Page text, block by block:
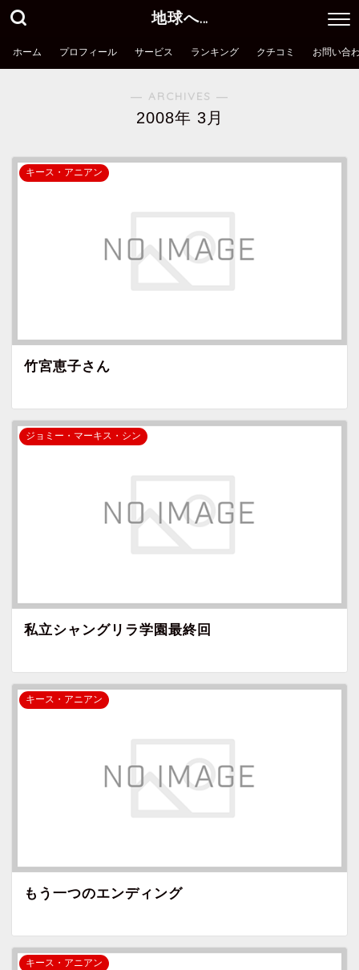
地球へ…
ホーム プロフィール サービス ランキング クチコミ お問い合
― ARCHIVES ―
2008年 3月
キース・アニアン
竹宮恵子さん
ジョミー・マーキス・シン
私立シャングリラ学園最終回
キース・アニアン
もう一つのエンディング
キース・アニアン